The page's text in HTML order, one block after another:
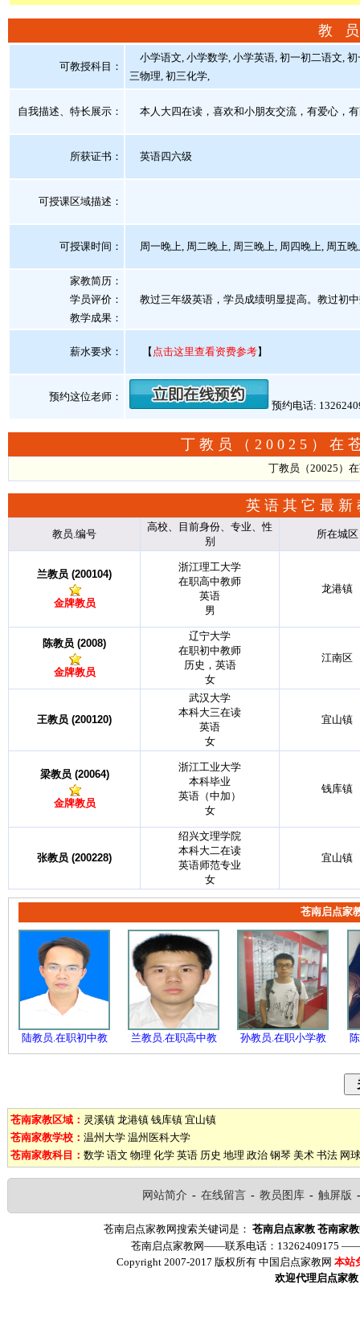
教
可教授科目：
小学语文, 小学数学, 小学英语, 初一初二语文,
三物理, 初三化学,
自我描述、特长展示 ： 本人大四在读，喜欢和小朋友交流，有爱心，
所获证书 ： 英语四六级
可授课区域描述：
可授课时间： 周一晚上, 周二晚上, 周三晚上, 周四晚上, 周五
家教简历：
学员评价：
教学成果：
教过三年级英语，学员成绩明显提高。教过初
薪水要求： 【 点击这里查看资费参考】
预约这位老师：
预约电话:
丁教员（20025）在
丁教员（20025）
英语其它最
教员.编号
高校、目前身份、专业、性
别
所在城区
兰教员 (200104)
金牌教员
浙江理工大学
在职高中教师
英语
男
龙港镇
陈教员 (2008)
金牌教员
辽宁大学
在职初中教师
历史，英语
女
江南区
王教员 (200120)
武汉大学
本科大三在读
英语
女
宜山镇
梁教员 (20064)
金牌教员
浙江工业大学
本科毕业
英语（中加）
女
钱库镇
张教员 (200228)
绍兴文理学院
本科大二在读
英语师范专业
女
宜山镇
苍南启点家
陆教员.在职初中教 兰教员.在职高中教 孙教员.在职小学教
苍南家教区域： 灵溪镇 龙港镇 钱库镇 宜山镇
苍南家教学校： 温州大学 温州医科大学
苍南家教科目： 数学 语文 物理 化学 英语 历史 地理 政治 钢琴 美术 书法 网球
网站简介 - 在线留言 - 教员图库 - 触屏版
苍南启点家教网搜索关键词是： 苍南启点家教 苍南家
苍南启点家教网——联系电话：13262409175
Copyright 2007-2017 版权所有 中国启点家教网 本站
欢迎代理启点家